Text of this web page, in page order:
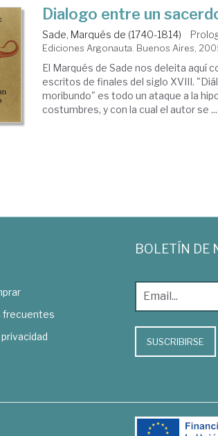
Dialogo entre un
Sade, Marqués de (1740-1814)
Ediciones Argonauta. Buenos Aires,
El Marqués de Sade nos deleita aquí
escritos de finales del siglo XVIII.
moribundo" es todo un ataque a la
costumbres, y con la cual el autor se ...
frecuentes
BOLETÍN DE
SUSCRIBIRSE